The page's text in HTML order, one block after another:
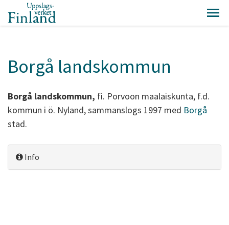
Borgå landskommun
Borgå landskommun, fi. Porvoon maalaiskunta, f.d.
kommun i ö. Nyland, sammanslogs 1997 med Borgå
stad.
Info